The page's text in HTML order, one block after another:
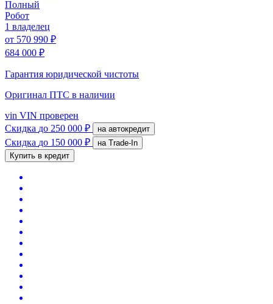
Полный
Робот
1 владелец
от 570 990 ₽
684 000 ₽
Гарантия юридической чистоты
Оригинал ПТС в наличии
vin VIN проверен
Скидка до 250 000 ₽ на автокредит
Скидка до 150 000 ₽
на Trade-In
Купить в кредит